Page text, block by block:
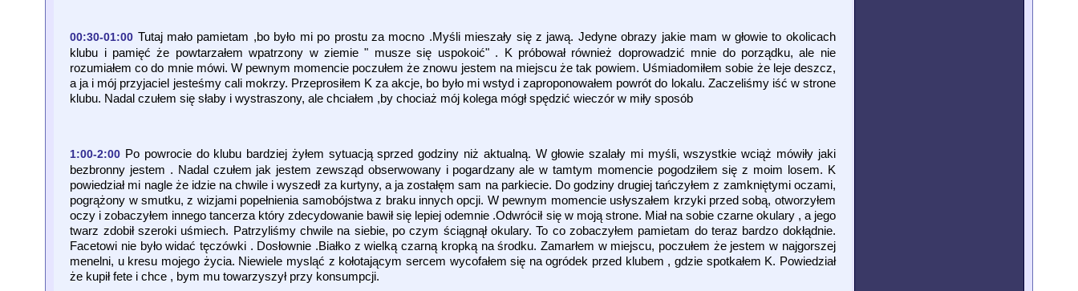
00:30-01:00 Tutaj mało pamietam ,bo było mi po prostu za mocno .Myśli mieszały się z jawą. Jedyne obrazy jakie mam w głowie to okolicach
klubu i pamięć że powtarzałem wpatrzony w ziemie " musze się uspokoić" . K próbował również doprowadzić mnie do porządku, ale nie
rozumiałem co do mnie mówi. W pewnym momencie poczułem że znowu jestem na miejscu że tak powiem. Uśmiadomiłem sobie że leje deszcz,
a ja i mój przyjaciel jesteśmy cali mokrzy. Przeprosiłem K za akcje, bo było mi wstyd i zaproponowałem powrót do lokalu. Zaczeliśmy iść w strone
klubu. Nadal czułem się słaby i wystraszony, ale chciałem ,by chociaż mój kolega mógł spędzić wieczór w miły sposób
1:00-2:00 Po powrocie do klubu bardziej żyłem sytuacją sprzed godziny niż aktualną. W głowie szalały mi myśli, wszystkie wciąż mówiły jaki
bezbronny jestem . Nadal czułem jak jestem zewsząd obserwowany i pogardzany ale w tamtym momencie pogodziłem się z moim losem. K
powiedział mi nagle że idzie na chwile i wyszedł za kurtyny, a ja zostałęm sam na parkiecie. Do godziny drugiej tańczyłem z zamkniętymi oczami,
pogrążony w smutku, z wizjami popełnienia samobójstwa z braku innych opcji. W pewnym momencie usłyszałem krzyki przed sobą, otworzyłem
oczy i zobaczyłem innego tancerza który zdecydowanie bawił się lepiej odemnie .Odwrócił się w moją strone. Miał na sobie czarne okulary , a jego
twarz zdobił szeroki uśmiech. Patrzyliśmy chwile na siebie, po czym ściągnął okulary. To co zobaczyłem pamietam do teraz bardzo dokłądnie.
Facetowi nie było widać tęczówki . Dosłownie .Białko z wielką czarną kropką na środku. Zamarłem w miejscu, poczułem że jestem w najgorszej
menelni, u kresu mojego życia. Niewiele mysląć z kołotającym sercem wycofałem się na ogródek przed klubem , gdzie spotkałem K. Powiedział
że kupił fete i chce , bym mu towarzyszył przy konsumpcji.